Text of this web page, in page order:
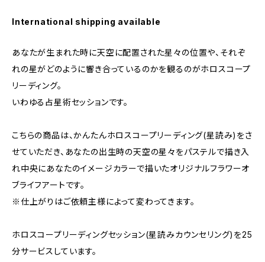
International shipping available
あなたが生まれた時に天空に配置された星々の位置や、それぞ
れの星がどのように響き合っているのかを観るのがホロスコープ
リーディング。
いわゆる占星術セッションです。
こちらの商品は、かんたんホロスコープリーディング(星読み)をさ
せていただき、あなたの出生時の天空の星々をパステルで描き入
れ中央にあなたのイメージカラーで描いたオリジナルフラワーオ
ブライフアートです。
※仕上がりはご依頼主様によって変わってきます。
ホロスコープリーディングセッション(星読みカウンセリング)を25
分サービスしています。